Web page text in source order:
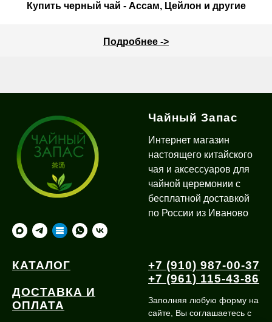
Купить черный чай - Ассам, Цейлон и другие
Подробнее ->
Чайный Запас
Интернет магазин
настоящего китайского
чая и аксессуаров для
чайной церемонии с
бесплатной доставкой
по России из Иваново
КАТАЛОГ
ДОСТАВКА И
ОПЛАТА
+7 (910) 987-00-37
+7 (961) 115-43-86
Заполняя любую форму на
сайте, Вы соглашаетесь с